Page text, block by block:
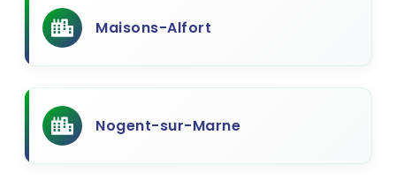
Maisons-Alfort
Nogent-sur-Marne